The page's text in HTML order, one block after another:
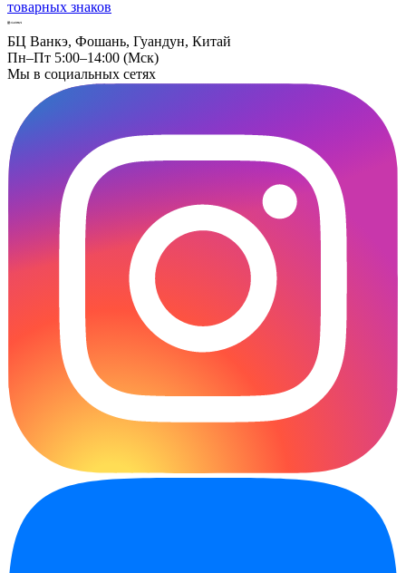
товарных знаков
БЦ Ванкэ, Фошань, Гуандун, Китай
Пн–Пт 5:00–14:00 (Мск)
Мы в социальных сетях